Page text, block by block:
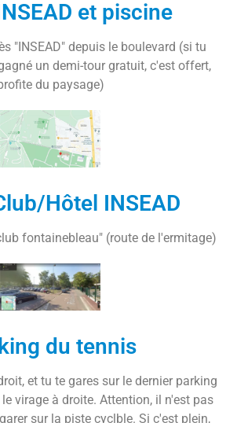
et piscine
"INSEAD" depuis le boulevard (si tu
un demi-tour gratuit, c'est offert,
du paysage)
Hôtel INSEAD
fontainebleau" (route de l'ermitage)
du tennis
et tu te gares sur le dernier parking
virage à droite. Attention, il n'est pas
sur la piste cyclble. Si c'est plein,